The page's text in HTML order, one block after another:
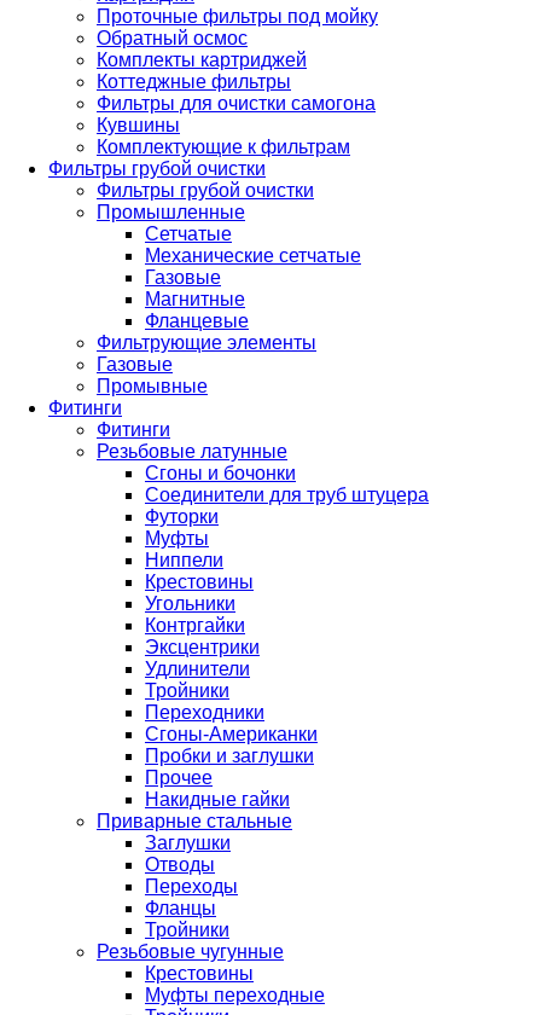
Проточные фильтры под мойку
Обратный осмос
Комплекты картриджей
Коттеджные фильтры
Фильтры для очистки самогона
Кувшины
Комплектующие к фильтрам
Фильтры грубой очистки
Фильтры грубой очистки
Промышленные
Сетчатые
Механические сетчатые
Газовые
Магнитные
Фланцевые
Фильтрующие элементы
Газовые
Промывные
Фитинги
Фитинги
Резьбовые латунные
Сгоны и бочонки
Соединители для труб штуцера
Футорки
Муфты
Ниппели
Крестовины
Угольники
Контргайки
Эксцентрики
Удлинители
Тройники
Переходники
Сгоны-Американки
Пробки и заглушки
Прочее
Накидные гайки
Приварные стальные
Заглушки
Отводы
Переходы
Фланцы
Тройники
Резьбовые чугунные
Крестовины
Муфты переходные